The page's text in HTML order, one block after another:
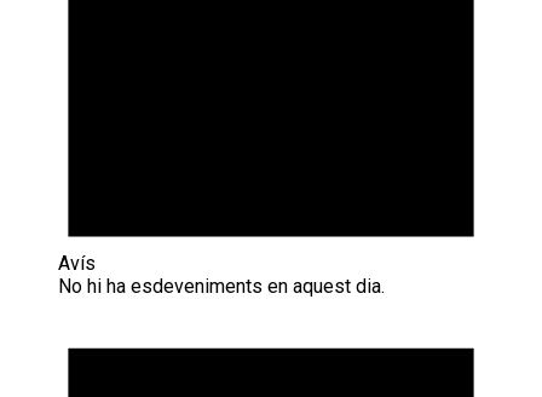
Avís
No hi ha esdeveniments en aquest dia.